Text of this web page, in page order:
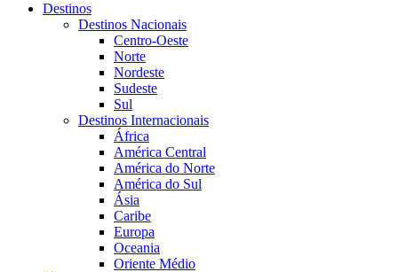
Destinos
Destinos Nacionais
Centro-Oeste
Norte
Nordeste
Sudeste
Sul
Destinos Internacionais
África
América Central
América do Norte
América do Sul
Ásia
Caribe
Europa
Oceania
Oriente Médio